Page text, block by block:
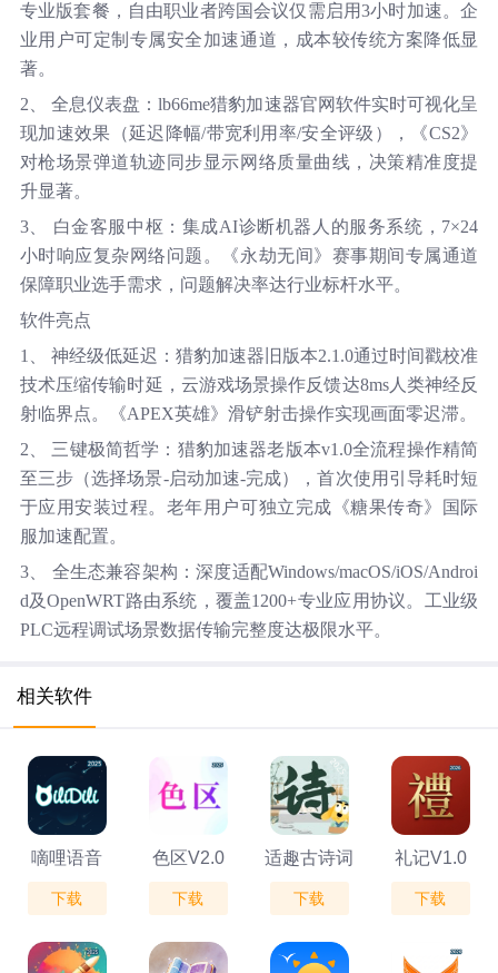
专业版套餐，自由职业者跨国会议仅需启用3小时加速。企
业用户可定制专属安全加速通道，成本较传统方案降低显
著。
2、 全息仪表盘：lb66me猎豹加速器官网软件实时可视化呈
现加速效果（延迟降幅/带宽利用率/安全评级），《CS2》
对枪场景弹道轨迹同步显示网络质量曲线，决策精准度提
升显著。
3、 白金客服中枢：集成AI诊断机器人的服务系统，7×24
小时响应复杂网络问题。《永劫无间》赛事期间专属通道
保障职业选手需求，问题解决率达行业标杆水平。
软件亮点
1、 神经级低延迟：猎豹加速器旧版本2.1.0通过时间戳校准
技术压缩传输时延，云游戏场景操作反馈达8ms人类神经反
射临界点。《APEX英雄》滑铲射击操作实现画面零迟滞。
2、 三键极简哲学：猎豹加速器老版本v1.0全流程操作精简
至三步（选择场景-启动加速-完成），首次使用引导耗时短
于应用安装过程。老年用户可独立完成《糖果传奇》国际
服加速配置。
3、 全生态兼容架构：深度适配Windows/macOS/iOS/Androi
d及OpenWRT路由系统，覆盖1200+专业应用协议。工业级
PLC远程调试场景数据传输完整度达极限水平。
相关软件
嘀哩语音
V1.2.6
下载
色区V2.0
下载
适趣古诗词
v1.0
下载
礼记V1.0
下载